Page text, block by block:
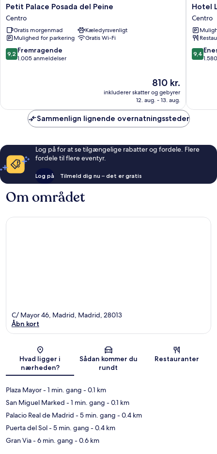
Petit
Palace
Posada
del
Peine
Centro
Petit Palace Posada del Peine
Centro
Gratis morgenmad
Kæledyrsvenligt
Mulighed for parkering
Gratis Wi-Fi
9.2
ud
9,2 Fremragende
1.005 anmeldelser
Prisen
810 kr.
810 kr.
inkluderer skatter og gebyrer
12. aug. - 13. aug.
Hotel
Liabeny
Centro
Hotel
Centro
9.4
ud
9,4
Sammenlign lignende overnatningssteder
Log på for at se tilgængelige rabatter og fordele. Flere
fordele til flere eventyr.
Log på Tilmeld dig nu – det er gratis
Om området
Kort
C/ Mayor 46, Madrid, Madrid, 28013
Åbn kort
Hvad ligger i
nærheden?
Sådan kommer du
rundt
Restauranter
Plaza Mayor- 1 min. gang - 0.1 km
San Miguel Marked - 1 min. gang - 0.1 km
Palacio Real de Madrid - 5 min. gang - 0.4 km
Puerta del Sol- 5 min. gang - 0.4 km
Gran Via- 6 min. gang - 0.6 km